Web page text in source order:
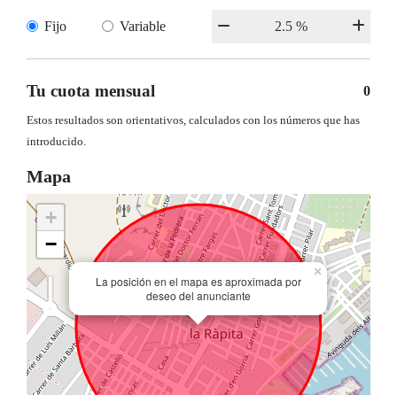
Fijo Variable
Tu cuota mensual 0
Estos resultados son orientativos, calculados con los números que has
introducido.
Mapa
La posición en el mapa es aproximada por
deseo del anunciante
×
+
−